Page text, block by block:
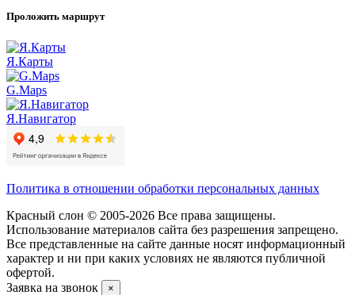
Проложить маршрут
Я.Карты
G.Maps
Я.Навигатор
Политика в отношении обработки персональных данных
Красный слон © 2005-2026 Все права защищены.
Использование материалов сайта без разрешения запрещено.
Все представленные на сайте данные носят информационный
характер и ни при каких условиях не являются публичной
офертой.
Заявка на звонок
×